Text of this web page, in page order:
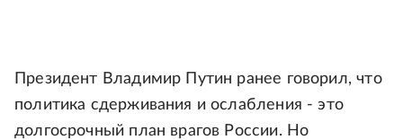
Президент Владимир Путин ранее говорил, что
политика сдерживания и ослабления - это
долгосрочный план врагов России. Но